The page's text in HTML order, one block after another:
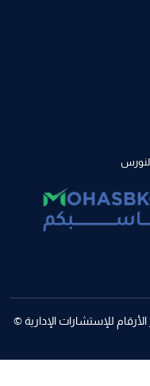
للإستشارات الإدارية ©